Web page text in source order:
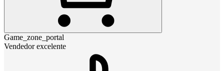
Game_zone_portal
Vendedor excelente